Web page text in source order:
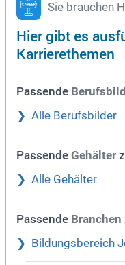
Sie brauchen
Hier gibt es
Karrierethemen
Passende
Alle Berufsbilder
Passende Gehälter
Alle Gehälter
Passende Branchen
Bildungsbereich